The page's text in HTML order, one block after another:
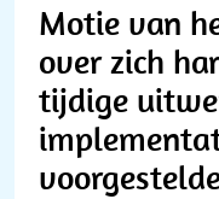
Motie van
over zich
tijdige